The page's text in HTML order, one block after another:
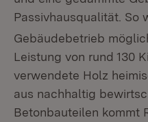
Passivhausqualität. So
Gebäudebetrieb
Leistung von rund 130
verwendete Holz
aus nachhaltig
Betonbauteilen kommt